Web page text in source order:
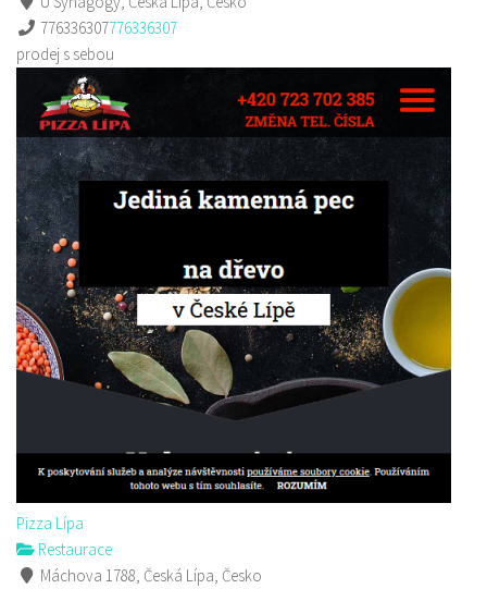
776336307776336307
prodej s sebou
Pizza Lípa
Restaurace
Máchova 1788, Česká Lípa, Česko